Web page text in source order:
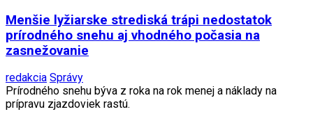
Menšie lyžiarske strediská trápi nedostatok
prírodného snehu aj vhodného počasia na
zasnežovanie
redakcia Správy
Prírodného snehu býva z roka na rok menej a náklady na
prípravu zjazdoviek rastú.